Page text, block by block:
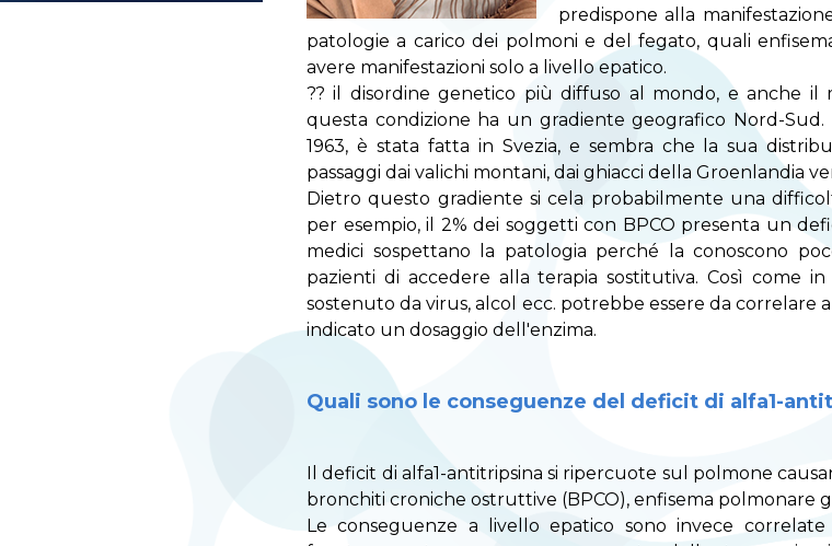
predispone alla
patologie a carico dei polmoni e del fegato, quali
avere manifestazioni solo a livello epatico.
?? il disordine genetico più diffuso al mondo, e anche il
questa condizione ha un gradiente geografico Nord-Sud.
1963, è stata fatta in Svezia, e sembra che la sua
passaggi dai valichi montani, dai ghiacci della Groenlandia
Dietro questo gradiente si cela probabilmente una
per esempio, il 2% dei soggetti con BPCO presenta un
medici sospettano la patologia perché la conoscono
pazienti di accedere alla terapia sostitutiva. Così come
sostenuto da virus, alcol ecc. potrebbe essere da correlare
indicato un dosaggio dell'enzima.
Quali sono le conseguenze del deficit di alfa1-
Il deficit di alfa1-antitripsina si ripercuote sul polmone
bronchiti croniche ostruttive (BPCO), enfisema polmonare
Le conseguenze a livello epatico sono invece correlate